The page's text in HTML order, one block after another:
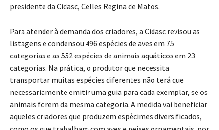
presidente da Cidasc, Celles Regina de Matos.
Para atender à demanda dos criadores, a Cidasc revisou as
listagens e condensou 496 espécies de aves em 75
categorias e as 552 espécies de animais aquáticos em 23
categorias. Na prática, o produtor que necessita
transportar muitas espécies diferentes não terá que
necessariamente emitir uma guia para cada exemplar, se os
animais forem da mesma categoria. A medida vai beneficiar
aqueles criadores que produzem espécimes diversificados,